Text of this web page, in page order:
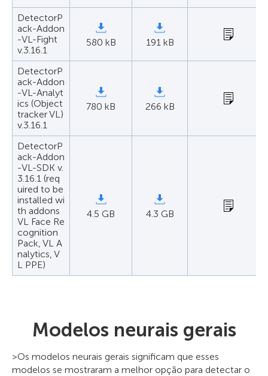
DetectorP
ack-Addon
-VL-Fight
v.3.16.1
580 kB 191 kB
DetectorP
ack-Addon
-VL-Analyt
ics (Object
tracker VL)
v.3.16.1
780 kB 266 kB
DetectorP
ack-Addon
-VL-SDK v.
3.16.1 (req
uired to be
installed wi
th addons
VL Face Re
cognition
Pack, VL A
nalytics, V
L PPE)
4.5 GB 4.3 GB
Modelos neurais gerais
>Os modelos neurais gerais significam que esses
modelos se mostraram a melhor opção para detectar o